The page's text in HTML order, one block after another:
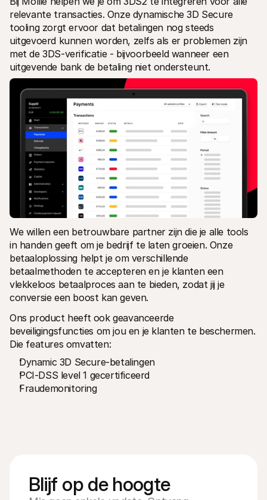
relevante transacties. Onze dynamische 3D Secure
tooling zorgt ervoor dat betalingen nog steeds
uitgevoerd kunnen worden, zelfs als er problemen zijn
met de 3DS-verificatie - bijvoorbeeld wanneer een
uitgevende bank de betaling niet ondersteunt.
We willen een betrouwbare partner zijn die je alle tools
in handen geeft om je bedrijf te laten groeien. Onze
betaaloplossing helpt je om verschillende
betaalmethoden te accepteren en je klanten een
vlekkeloos betaalproces aan te bieden, zodat jij je
conversie een boost kan geven.
Ons product heeft ook geavanceerde
beveiligingsfuncties om jou en je klanten te beschermen.
Die features omvatten:
Dynamic 3D Secure-betalingen
PCI-DSS level 1 gecertificeerd
Fraudemonitoring
Blijf op de hoogte